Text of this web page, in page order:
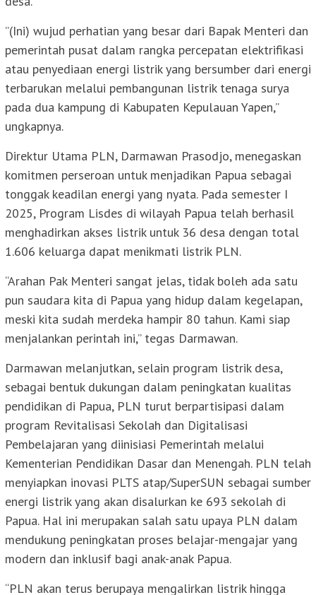
”(Ini) wujud perhatian yang besar dari Bapak Menteri dan
pemerintah pusat dalam rangka percepatan elektrifikasi
atau penyediaan energi listrik yang bersumber dari energi
terbarukan melalui pembangunan listrik tenaga surya
pada dua kampung di Kabupaten Kepulauan Yapen,”
ungkapnya.
Direktur Utama PLN, Darmawan Prasodjo, menegaskan
komitmen perseroan untuk menjadikan Papua sebagai
tonggak keadilan energi yang nyata. Pada semester I
2025, Program Lisdes di wilayah Papua telah berhasil
menghadirkan akses listrik untuk 36 desa dengan total
1.606 keluarga dapat menikmati listrik PLN.
“Arahan Pak Menteri sangat jelas, tidak boleh ada satu
pun saudara kita di Papua yang hidup dalam kegelapan,
meski kita sudah merdeka hampir 80 tahun. Kami siap
menjalankan perintah ini,” tegas Darmawan.
Darmawan melanjutkan, selain program listrik desa,
sebagai bentuk dukungan dalam peningkatan kualitas
pendidikan di Papua, PLN turut berpartisipasi dalam
program Revitalisasi Sekolah dan Digitalisasi
Pembelajaran yang diinisiasi Pemerintah melalui
Kementerian Pendidikan Dasar dan Menengah. PLN telah
menyiapkan inovasi PLTS atap/SuperSUN sebagai sumber
energi listrik yang akan disalurkan ke 693 sekolah di
Papua. Hal ini merupakan salah satu upaya PLN dalam
mendukung peningkatan proses belajar-mengajar yang
modern dan inklusif bagi anak-anak Papua.
“PLN akan terus berupaya mengalirkan listrik hingga